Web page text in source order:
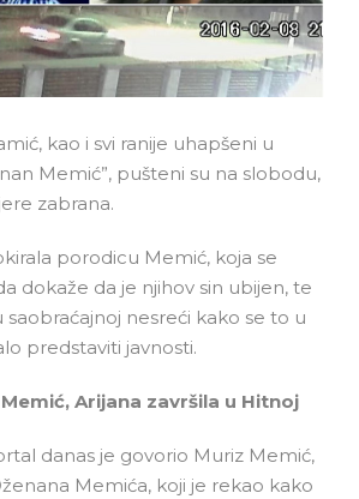
kao i svi ranije uhapšeni u
Memić”, pušteni su na slobodu,
zabrana.
porodicu Memić, koja se
dokaže da je njihov sin ubijen, te
saobraćajnoj nesreći kako se to u
predstaviti javnosti.
Arijana završila u Hitnoj
danas je govorio Muriz Memić,
Memića, koji je rekao kako